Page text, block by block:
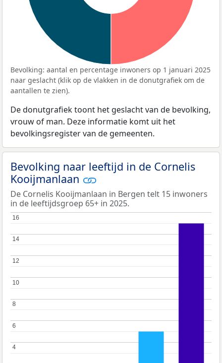
Bevolking: aantal en percentage inwoners op 1 januari 2025
naar geslacht (klik op de vlakken in de donutgrafiek om de
aantallen te zien).
De donutgrafiek toont het geslacht van de bevolking,
vrouw of man. Deze informatie komt uit het
bevolkingsregister van de gemeenten.
Bevolking naar leeftijd in de Cornelis
Kooijmanlaan
De Cornelis Kooijmanlaan in Bergen telt 15 inwoners
in de leeftijdsgroep 65+ in 2025.
4
4
6
6
8
8
10
10
12
12
14
14
16
16